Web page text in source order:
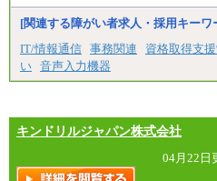
[関連する障がい者求人・採用キーワ
IT/情報通信 事務関連 資格取得支
い 音声入力機器
キンドリルジャパン株式会社
04月22